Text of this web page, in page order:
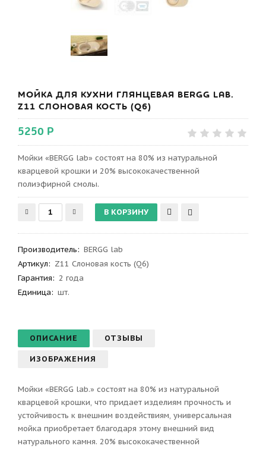
МОЙКА ДЛЯ КУХНИ ГЛЯНЦЕВАЯ BERGG LAB.
Z11 СЛОНОВАЯ КОСТЬ (Q6)
5250 Р
Мойки «BERGG lab» состоят на 80% из натуральной
кварцевой крошки и 20% высококачественной
полиэфирной смолы.
Производитель: BERGG lab
Артикул: Z11 Слоновая кость (Q6)
Гарантия: 2 года
Единица: шт.
ОПИСАНИЕ ОТЗЫВЫ
ИЗОБРАЖЕНИЯ
Мойки «BERGG lab.» состоят на 80% из натуральной
кварцевой крошки, что придает изделиям прочность и
устойчивость к внешним воздействиям, универсальная
мойка приобретает благодаря этому внешний вид
натурального камня. 20% высококачественной